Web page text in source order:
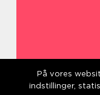
På vores
indstillinger,